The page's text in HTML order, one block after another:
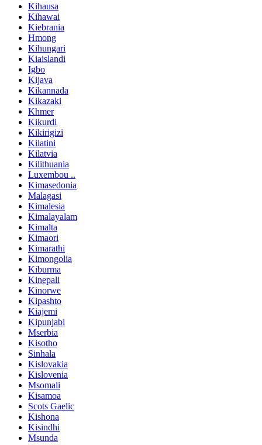
Kihausa
Kihawai
Kiebrania
Hmong
Kihungari
Kiaislandi
Igbo
Kijava
Kikannada
Kikazaki
Khmer
Kikurdi
Kikirigizi
Kilatini
Kilatvia
Kilithuania
Luxembou ..
Kimasedonia
Malagasi
Kimalesia
Kimalayalam
Kimalta
Kimaori
Kimarathi
Kimongolia
Kiburma
Kinepali
Kinorwe
Kipashto
Kiajemi
Kipunjabi
Mserbia
Kisotho
Sinhala
Kislovakia
Kislovenia
Msomali
Kisamoa
Scots Gaelic
Kishona
Kisindhi
Msunda